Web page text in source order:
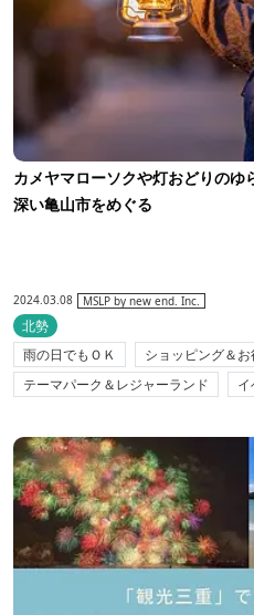
カメヤマローソクや灯おどりのゆ
深い亀山市をめぐる
2024.03.08 MSLP by new end. Inc.
北勢
雨の日でもＯＫ
ショッピング＆お
テーマパーク＆レジャーランド